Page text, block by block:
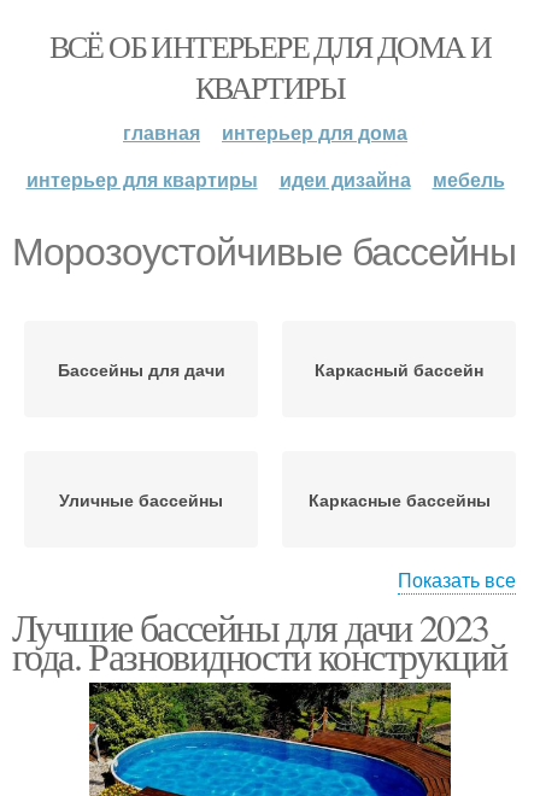
ВСЁ ОБ ИНТЕРЬЕРЕ ДЛЯ ДОМА И
КВАРТИРЫ
главная
интерьер для дома
интерьер для квартиры
идеи дизайна мебель
Морозоустойчивые бассейны
Бассейны для дачи Каркасный бассейн
Уличные бассейны Каркасные бассейны
Недорогие бассейны Надувные бассейны
Показать все
Лучшие бассейны для дачи 2023
года. Разновидности конструкций